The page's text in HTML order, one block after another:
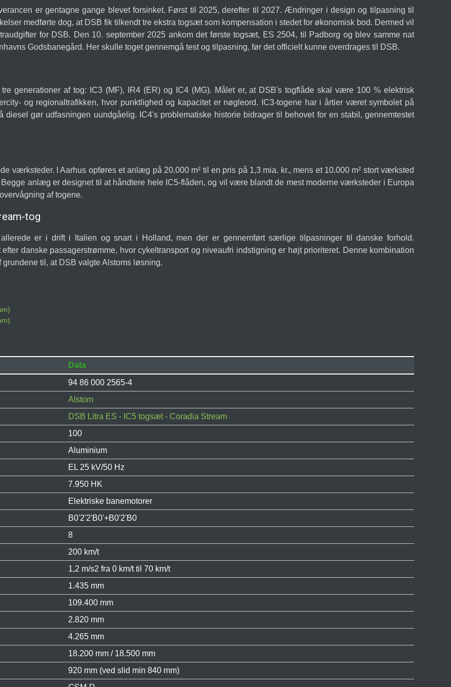
er gentagne gange blevet forsinket. Først til 2025, derefter til 2027. Ændringer i design og tilpasning til
medførte dog, at DSB fik tilkendt tre ekstra togsæt som kompensation i stedet for økonomisk bod. Dermed vil
for DSB. Den 10. september 2025 ankom det første togsæt, ES 2504, til Padborg og blev samme nat
Godsbanegård. Her skulle toget gennemgå test og tilpasning, før det officielt kunne overdrages til DSB.
generationer af tog: IC3 (MF), IR4 (ER) og IC4 (MG). Målet er, at DSB's togflåde skal være 100 % elektrisk
og regionaltrafikken, hvor punktlighed og kapacitet er nøgleord. IC3-togene har i årtier været symbolet på
diesel gør udfasningen uundgåelig. IC4's problematiske historie bidrager til behovet for en stabil, gennemtestet
værksteder. I Aarhus opføres et anlæg på 20.000 m² til en pris på 1,3 mia. kr., mens et 10.000 m² stort værksted
anlæg er designet til at håndtere hele IC5-flåden, og vil være blandt de mest moderne værksteder i Europa
af togene.
tog
er i drift i Italien og snart i Holland, men der er gennemført særlige tilpasninger til danske forhold.
danske passagerstrømme, hvor cykeltransport og niveaufri indstigning er højt prioriteret. Denne kombination
til, at DSB valgte Alstoms løsning.
Data
94 86 000 2565-4
Alstom
DSB Litra ES - IC5 togsæt - Coradia Stream
100
Aluminium
EL 25 kV/50 Hz
7.950 HK
Elektriske banemotorer
B0'2'2'B0'+B0'2'B0
8
200 km/t
1,2 m/s2 fra 0 km/t til 70 km/t
1.435 mm
109.400 mm
2.820 mm
4.265 mm
18.200 mm / 18.500 mm
920 mm (ved slid min 840 mm)